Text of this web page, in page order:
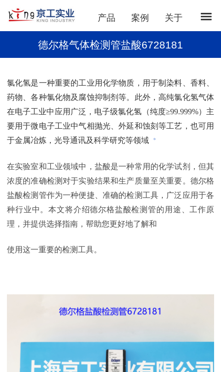
产品 案例 关于
德尔格气体检测管盐酸6728181
氯化氢是一种重要的工业用化学物质，用于制染料、香料、
药物、各种氯化物及腐蚀抑制剂等。此外，高纯氯化氢气体
在电子工业中应用广泛，电子级氯化氢（纯度≥99.999%）主
要用于微电子工业中气相抛光、外延和蚀刻等工艺，也可用
于金属冶炼，光导通讯及科学研究等领域 。
在实验室和工业领域中，盐酸是一种常用的化学试剂，但其
浓度的准确检测对于实验结果和生产质量至关重要。德尔格
盐酸检测管作为一种便捷、准确的检测工具，广泛应用于各
种行业中。本文将介绍德尔格盐酸检测管的用途、工作原
理，并提供选择指南，帮助您更好地了解和
使用这一重要的检测工具。